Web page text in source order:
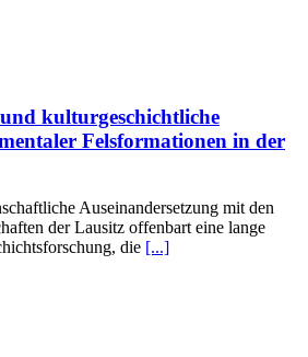
kulturgeschichtliche
Felsformationen in der
Auseinandersetzung mit den
der Lausitz offenbart eine lange
die [...]